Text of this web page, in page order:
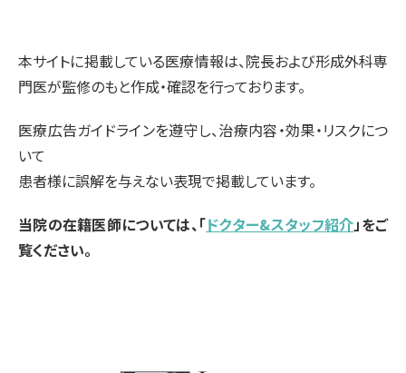
本サイトに掲載している医療情報は、院長および形成外科専
門医が監修のもと作成・確認を行っております。
医療広告ガイドラインを遵守し、治療内容・効果・リスクにつ
いて
患者様に誤解を与えない表現で掲載しています。
当院の在籍医師については、「ドクター&スタッフ紹介」をご
覧ください。